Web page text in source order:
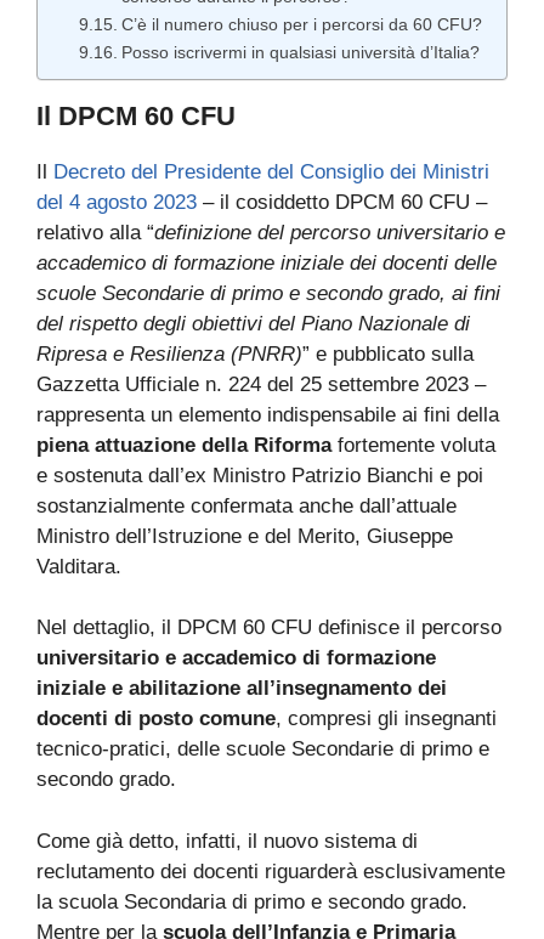
C’è il numero chiuso per i percorsi da 60 CFU?
Posso iscrivermi in qualsiasi università d’Italia?
Il DPCM 60 CFU
Il Decreto del Presidente del Consiglio dei Ministri
del 4 agosto 2023 – il cosiddetto DPCM 60 CFU –
relativo alla “definizione del percorso universitario e
accademico di formazione iniziale dei docenti delle
scuole Secondarie di primo e secondo grado, ai fini
del rispetto degli obiettivi del Piano Nazionale di
Ripresa e Resilienza (PNRR)” e pubblicato sulla
Gazzetta Ufficiale n. 224 del 25 settembre 2023 –
rappresenta un elemento indispensabile ai fini della
piena attuazione della Riformafortemente voluta
e sostenuta dall’ex Ministro Patrizio Bianchi e poi
sostanzialmente confermata anche dall’attuale
Ministro dell’Istruzione e del Merito, Giuseppe
Valditara.
Nel dettaglio, il DPCM 60 CFU definisce il percorso
universitario e accademico di formazione
iniziale e abilitazione all’insegnamento dei
docenti di posto comune, compresi gli insegnanti
tecnico-pratici, delle scuole Secondarie di primo e
secondo grado.
Come già detto, infatti, il nuovo sistema di
reclutamento dei docenti riguarderà esclusivamente
la scuola Secondaria di primo e secondo grado.
Mentre per la scuola dell’Infanzia e Primaria